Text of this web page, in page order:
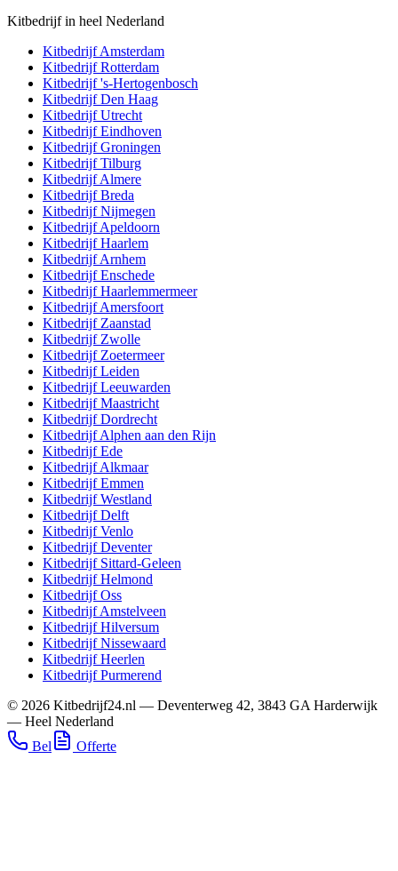
Kitbedrijf in heel Nederland
KitbedrijfAmsterdam
KitbedrijfRotterdam
Kitbedrijf's-Hertogenbosch
KitbedrijfDen Haag
KitbedrijfUtrecht
KitbedrijfEindhoven
KitbedrijfGroningen
KitbedrijfTilburg
KitbedrijfAlmere
KitbedrijfBreda
KitbedrijfNijmegen
KitbedrijfApeldoorn
KitbedrijfHaarlem
KitbedrijfArnhem
KitbedrijfEnschede
KitbedrijfHaarlemmermeer
KitbedrijfAmersfoort
Kitbedrijf Zaanstad
Kitbedrijf Zwolle
Kitbedrijf Zoetermeer
KitbedrijfLeiden
KitbedrijfLeeuwarden
KitbedrijfMaastricht
KitbedrijfDordrecht
KitbedrijfAlphen aan den Rijn
KitbedrijfEde
KitbedrijfAlkmaar
KitbedrijfEmmen
KitbedrijfWestland
KitbedrijfDelft
KitbedrijfVenlo
KitbedrijfDeventer
Kitbedrijf Sittard-Geleen
KitbedrijfHelmond
KitbedrijfOss
KitbedrijfAmstelveen
KitbedrijfHilversum
KitbedrijfNissewaard
KitbedrijfHeerlen
KitbedrijfPurmerend
© 2026 Kitbedrijf24.nl — Deventerweg 42, 3843 GA Harderwijk
— Heel Nederland
Bel
Offerte